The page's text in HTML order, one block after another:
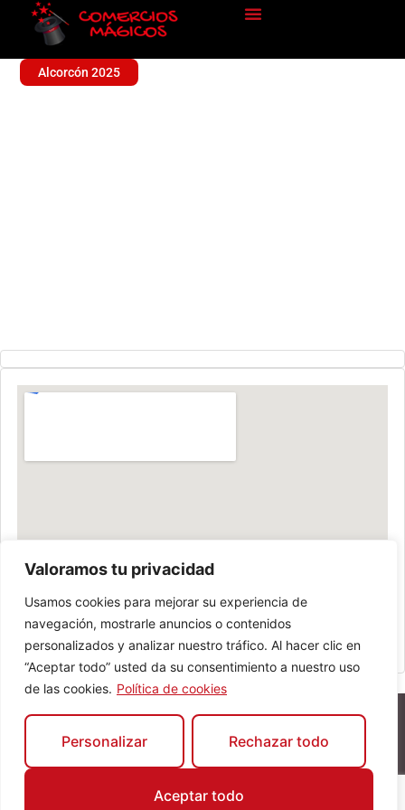
Valoramos tu privacidad
Usamos cookies para mejorar su experiencia de
navegación, mostrarle anuncios o contenidos
personalizados y analizar nuestro tráfico. Al hacer clic en
“Aceptar todo” usted da su consentimiento a nuestro uso
de las cookies. Política de cookies
Personalizar Rechazar todo
Aceptar todo
Alcorcón 2025
Comercios Mágicos © 2026. Todos los derechos